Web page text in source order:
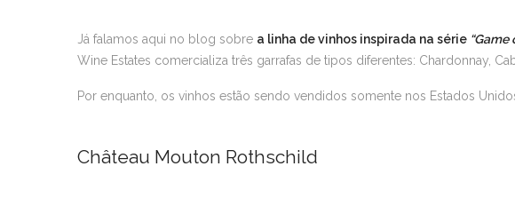
Já falamos aqui no blog sobre a linha de vinhos inspirada na série “Game
Wine Estates comercializa três garrafas de tipos diferentes: Chardonnay,
Por enquanto, os vinhos estão sendo vendidos somente nos Estados
Château Mouton Rothschild